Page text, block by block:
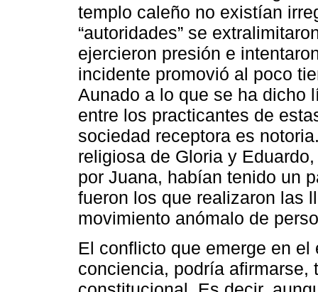
templo caleño no existían
“autoridades” se
ejercieron presión e
incidente promovió al poco
Aunado a lo que se ha dicho
entre los practicantes de
sociedad receptora es
religiosa de Gloria y
por Juana, habían tenido un
fueron los que realizaron las
movimiento anómalo de
El conflicto que emerge en
conciencia, podría afirmarse,